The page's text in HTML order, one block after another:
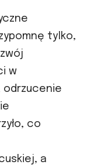
tylko,
w
odrzucenie
co
a